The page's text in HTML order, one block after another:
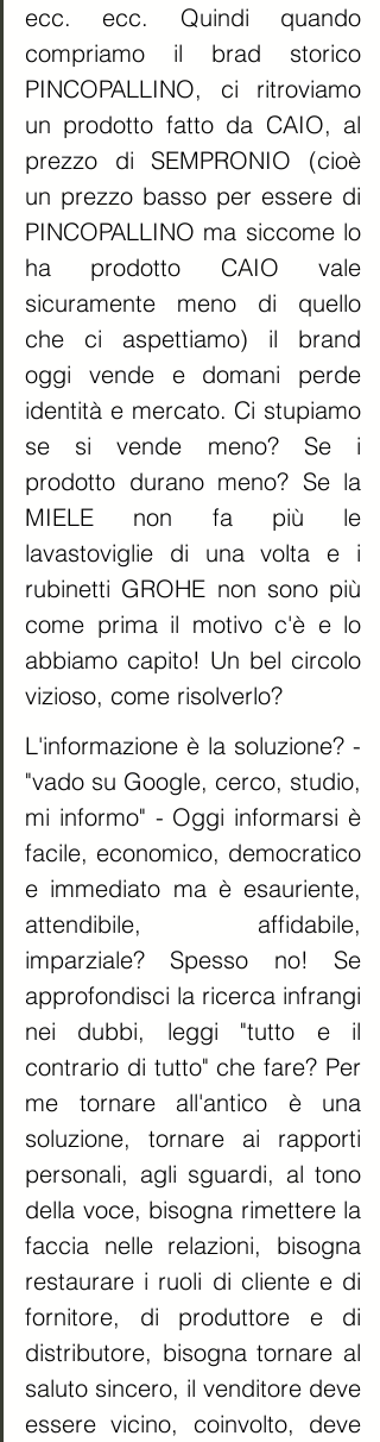
ecc. ecc. Quindi quando
compriamo il brad storico
PINCOPALLINO, ci ritroviamo
un prodotto fatto da CAIO, al
prezzo di SEMPRONIO (cioè
un prezzo basso per essere di
PINCOPALLINO ma siccome lo
ha prodotto CAIO vale
sicuramente meno di quello
che ci aspettiamo) il brand
oggi vende e domani perde
identità e mercato. Ci stupiamo
se si vende meno? Se i
prodotto durano meno? Se la
MIELE non fa più le
lavastoviglie di una volta e i
rubinetti GROHE non sono più
come prima il motivo c'è e lo
abbiamo capito! Un bel circolo
vizioso, come risolverlo?
L'informazione è la soluzione? -
"vado su Google, cerco, studio,
mi informo" - Oggi informarsi è
facile, economico, democratico
e immediato ma è esauriente,
attendibile, affidabile,
imparziale? Spesso no! Se
approfondisci la ricerca infrangi
nei dubbi, leggi "tutto e il
contrario di tutto" che fare? Per
me tornare all'antico è una
soluzione, tornare ai rapporti
personali, agli sguardi, al tono
della voce, bisogna rimettere la
faccia nelle relazioni, bisogna
restaurare i ruoli di cliente e di
fornitore, di produttore e di
distributore, bisogna tornare al
saluto sincero, il venditore deve
essere vicino, coinvolto, deve